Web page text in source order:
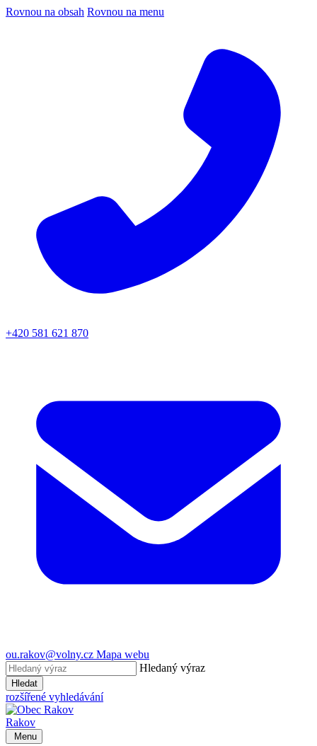
Rovnou na obsah Rovnou na menu
+420 581 621 870
ou.rakov@volny.cz Mapa webu
Hledaný výraz
Hledat
rozšířené vyhledávání
Rakov
Menu